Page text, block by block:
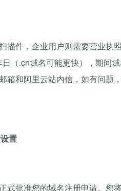
描件，企业用户则需要营业执
（.cn域名可能更快），期间
箱和阿里云站内信，如有问题
置
式批准您的域名注册申请。您